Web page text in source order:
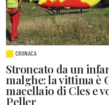
CRONACA
Stroncato da un
malghe: la vittima è
macellaio di Cles e
Peller